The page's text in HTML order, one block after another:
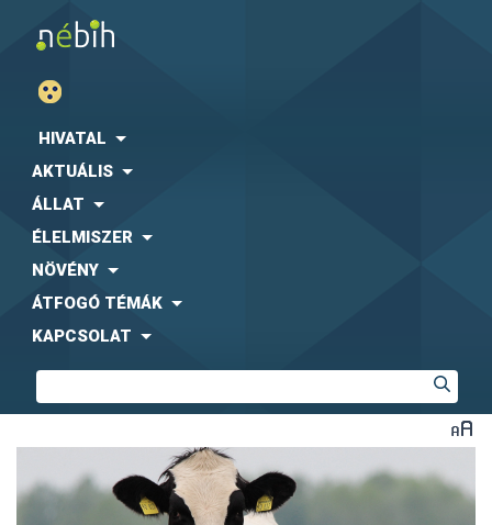
HIVATAL
AKTUÁLIS
ÁLLAT
ÉLELMISZER
NÖVÉNY
ÁTFOGÓ TÉMÁK
KAPCSOLAT